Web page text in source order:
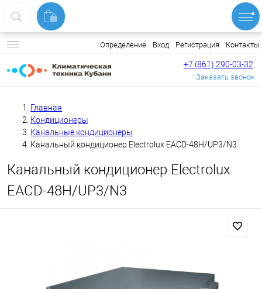
Определение Вход Регистрация Контакты
+7 (861) 290-03-32
Заказать звонок
Главная
Кондиционеры
Канальные кондиционеры
Канальный кондиционер Electrolux EACD-48H/UP3/N3
Канальный кондиционер Electrolux
EACD-48H/UP3/N3